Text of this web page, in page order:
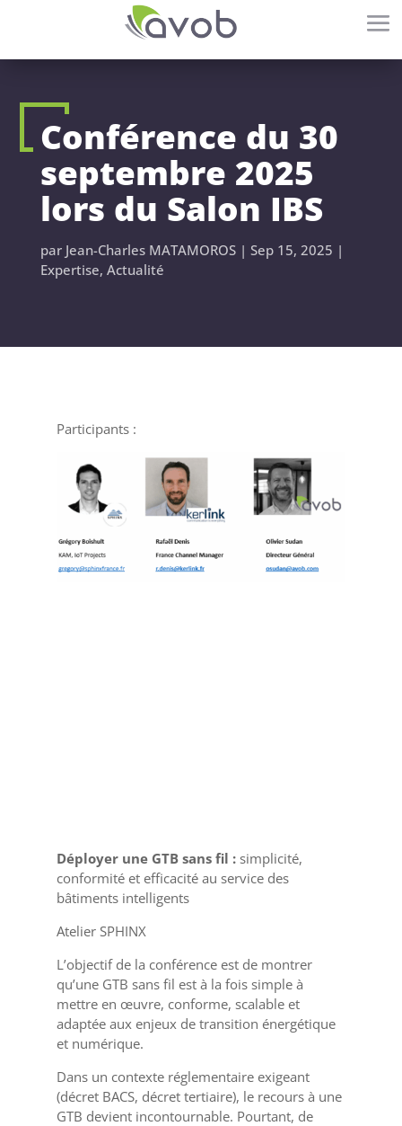
Conférence du 30
septembre 2025
lors du Salon IBS
par Jean-Charles MATAMOROS| Sep 15, 2025 |
Expertise, Actualité
Participants :
Déployer une GTB sans fil :simplicité,
conformité et efficacité au service des
bâtiments intelligents
Atelier SPHINX
L’objectif de la conférence est de montrer
qu’une GTB sans fil est à la fois simple à
mettre en œuvre, conforme, scalable et
adaptée aux enjeux de transition énergétique
et numérique.
Dans un contexte réglementaire exigeant
(décret BACS, décret tertiaire), le recours à une
GTB devient incontournable. Pourtant, de